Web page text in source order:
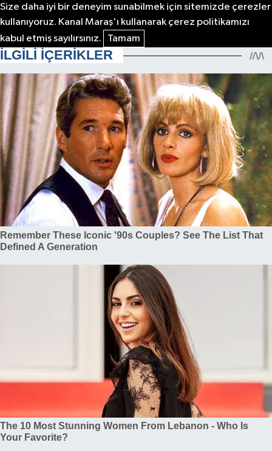
Size daha iyi bir deneyim sunabilmek için sitemizde çerezler
kullanıyoruz. Kanal Maraş'ı kullanarak çerez politikamızı
kabul etmiş sayılırsınız.
Tamam